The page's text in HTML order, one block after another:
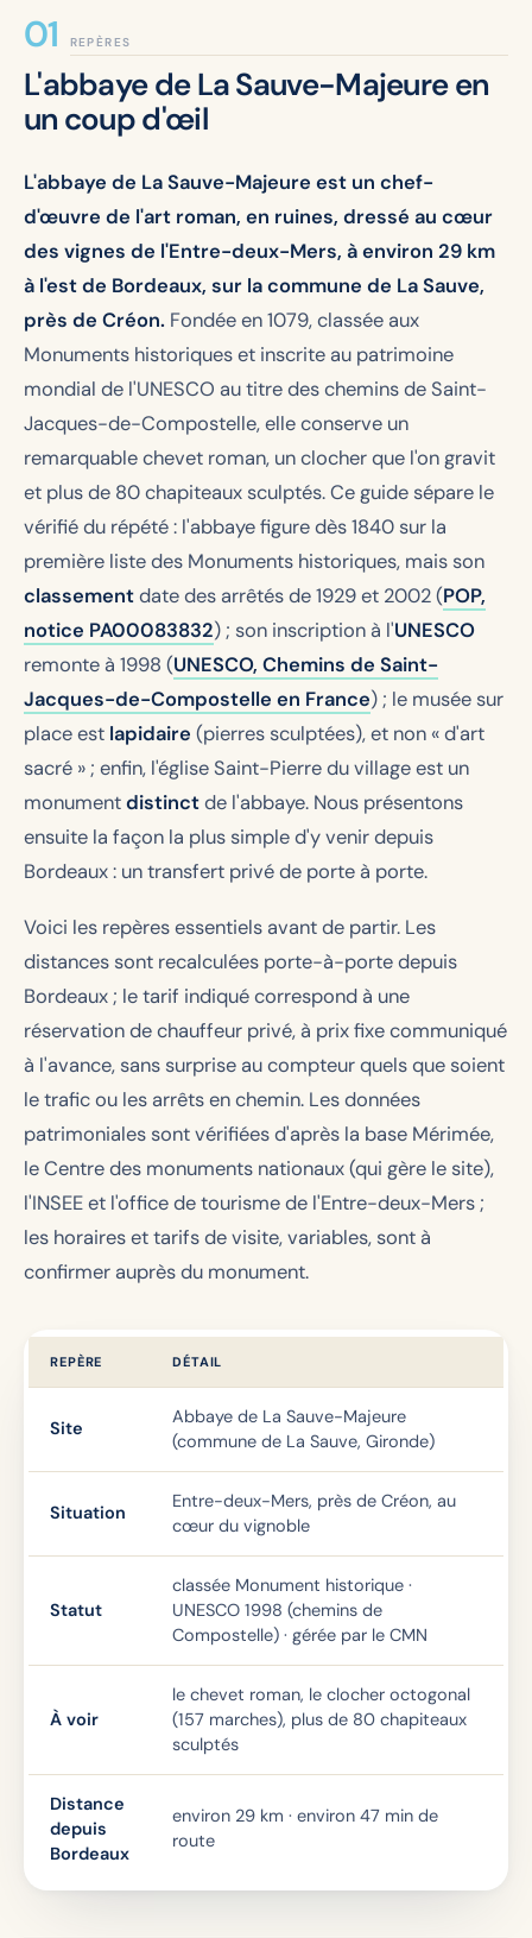
REPÈRES
L'abbaye de La Sauve-Majeure en
un coup d'œil
L'abbaye de La Sauve-Majeure est un chef-
d'œuvre de l'art roman, en ruines, dressé au cœur
des vignes de l'Entre-deux-Mers, à environ 29 km
à l'est de Bordeaux, sur la commune de La Sauve,
près de Créon. Fondée en 1079, classée aux
Monuments historiques et inscrite au patrimoine
mondial de l'UNESCO au titre des chemins de Saint-
Jacques-de-Compostelle, elle conserve un
remarquable chevet roman, un clocher que l'on gravit
et plus de 80 chapiteaux sculptés. Ce guide sépare le
vérifié du répété : l'abbaye figure dès 1840 sur la
première liste des Monuments historiques, mais son
classementdate des arrêtés de 1929 et 2002 (POP,
notice PA00083832) ; son inscription à l'UNESCO
remonte à 1998 (UNESCO, Chemins de Saint-
Jacques-de-Compostelle en France) ; le musée sur
place est lapidaire (pierres sculptées), et non « d'art
sacré » ; enfin, l'église Saint-Pierre du village est un
monumentdistinctde l'abbaye. Nous présentons
ensuite la façon la plus simple d'y venir depuis
Bordeaux : un transfert privé de porte à porte.
Voici les repères essentiels avant de partir. Les
distances sont recalculées porte-à-porte depuis
Bordeaux ; le tarif indiqué correspond à une
réservation de chauffeur privé, à prix fixe communiqué
à l'avance, sans surprise au compteur quels que soient
le trafic ou les arrêts en chemin. Les données
patrimoniales sont vérifiées d'après la base Mérimée,
le Centre des monuments nationaux (qui gère le site),
l'INSEE et l'office de tourisme de l'Entre-deux-Mers ;
les horaires et tarifs de visite, variables, sont à
confirmer auprès du monument.
REPÈRE DÉTAIL
Site
Abbaye de La Sauve-Majeure
(commune de La Sauve, Gironde)
Situation
Entre-deux-Mers, près de Créon, au
cœur du vignoble
Statut
classée Monument historique ·
UNESCO 1998 (chemins de
Compostelle) · gérée par le CMN
À voir
le chevet roman, le clocher octogonal
(157 marches), plus de 80 chapiteaux
sculptés
Distance
depuis
Bordeaux
environ 29 km · environ 47 min de
route